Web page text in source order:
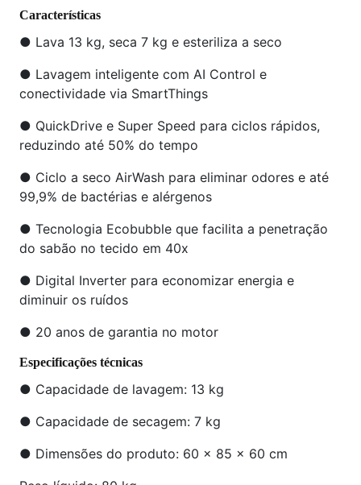
Características
● Lava 13 kg, seca 7 kg e esteriliza a seco
● Lavagem inteligente com AI Control e
conectividade via SmartThings
● QuickDrive e Super Speed para ciclos rápidos,
reduzindo até 50% do tempo
● Ciclo a seco AirWash para eliminar odores e até
99,9% de bactérias e alérgenos
● Tecnologia Ecobubble que facilita a penetração
do sabão no tecido em 40x
● Digital Inverter para economizar energia e
diminuir os ruídos
● 20 anos de garantia no motor
Especificações técnicas
● Capacidade de lavagem: 13 kg
● Capacidade de secagem: 7 kg
● Dimensões do produto: 60 x 85 x 60 cm